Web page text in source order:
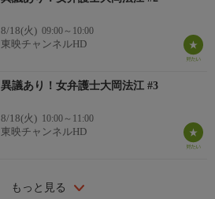
8/18(火) 09:00～10:00
東映チャンネルHD
異議あり！女弁護士大岡法江 #3
8/18(火) 10:00～11:00
東映チャンネルHD
もっと見る